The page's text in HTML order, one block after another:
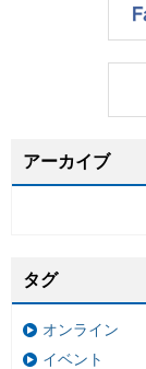
アーカイブ
タグ
オンライン
イベント